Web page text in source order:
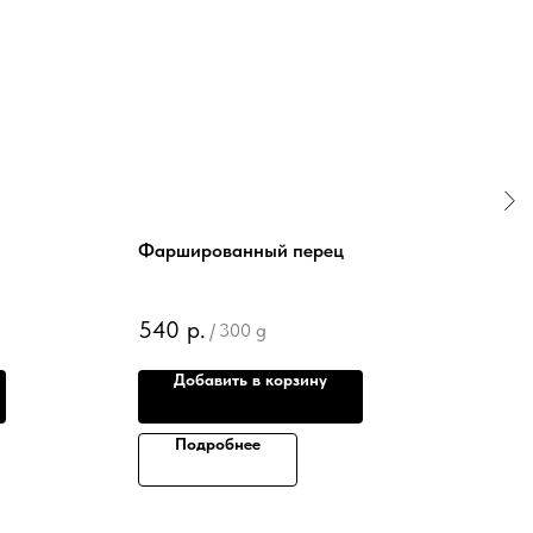
Фаршированный перец
540 р. / 300 g
Добавить в корзину
Подробнее